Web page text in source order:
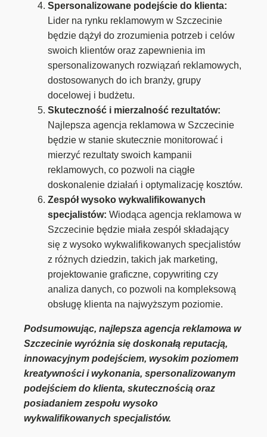
Spersonalizowane podejście do klienta:
Lider na rynku reklamowym w Szczecinie
będzie dążył do zrozumienia potrzeb i celów
swoich klientów oraz zapewnienia im
spersonalizowanych rozwiązań reklamowych,
dostosowanych do ich branży, grupy
docelowej i budżetu.
Skuteczność i mierzalność rezultatów:
Najlepsza agencja reklamowa w Szczecinie
będzie w stanie skutecznie monitorować i
mierzyć rezultaty swoich kampanii
reklamowych, co pozwoli na ciągłe
doskonalenie działań i optymalizację kosztów.
Zespół wysoko wykwalifikowanych
specjalistów: Wiodąca agencja reklamowa w
Szczecinie będzie miała zespół składający
się z wysoko wykwalifikowanych specjalistów
z różnych dziedzin, takich jak marketing,
projektowanie graficzne, copywriting czy
analiza danych, co pozwoli na kompleksową
obsługę klienta na najwyższym poziomie.
Podsumowując, najlepsza agencja reklamowa w
Szczecinie wyróżnia się doskonałą reputacją,
innowacyjnym podejściem, wysokim poziomem
kreatywności i wykonania, spersonalizowanym
podejściem do klienta, skutecznością oraz
posiadaniem zespołu wysoko
wykwalifikowanych specjalistów.